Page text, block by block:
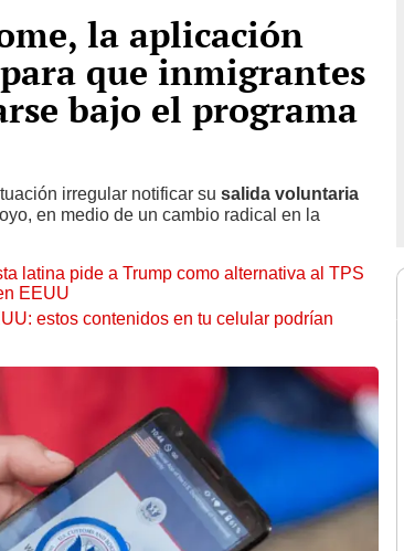
la aplicación
que inmigrantes
bajo el programa
irregular notificar su salida voluntaria
en medio de un cambio radical en la
latina pide a Trump como alternativa al TPS
EEUU
estos contenidos en tu celular podrían